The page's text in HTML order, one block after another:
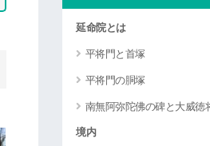
延命院とは
平将門と首塚
平将門の胴塚
南無阿弥陀佛の碑と大威徳
境内